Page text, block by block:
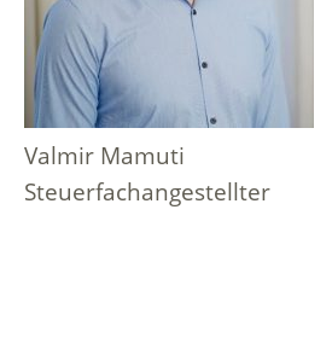
Valmir Mamuti
Steuerfachangestellter